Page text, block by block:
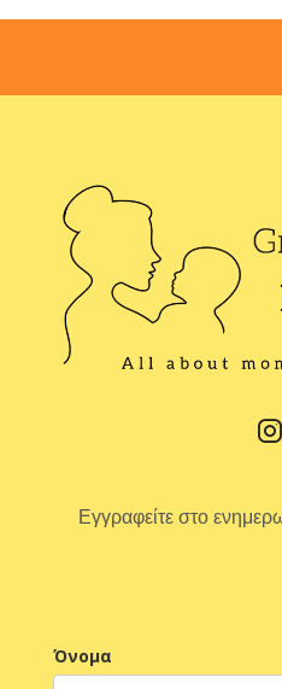
Εγγραφείτε στο
Όνομα